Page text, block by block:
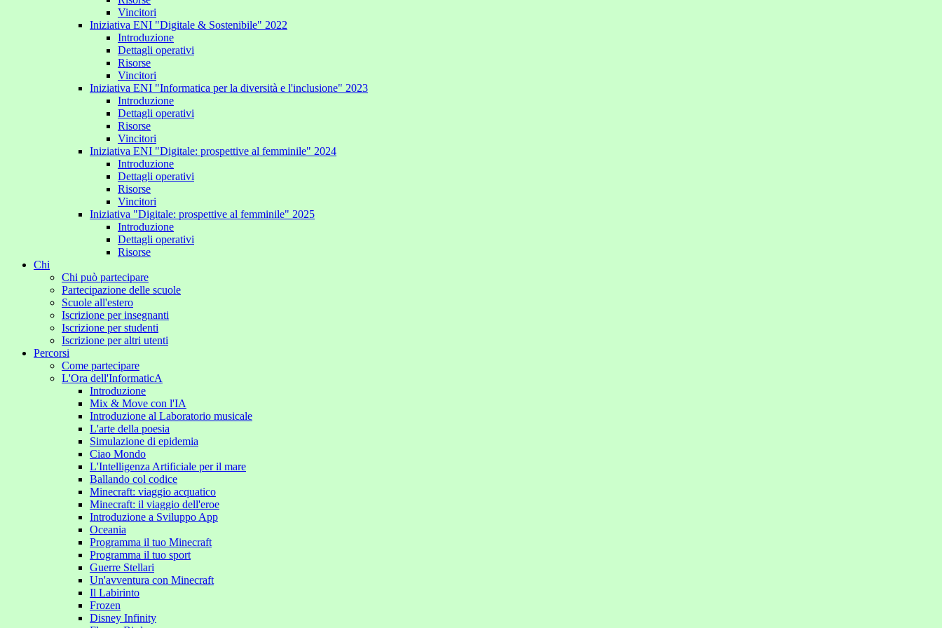
Vincitori
Iniziativa ENI "Digitale & Sostenibile" 2022
Introduzione
Dettagli operativi
Risorse
Vincitori
Iniziativa ENI "Informatica per la diversità e l'inclusione" 2023
Introduzione
Dettagli operativi
Risorse
Vincitori
Iniziativa ENI "Digitale: prospettive al femminile" 2024
Introduzione
Dettagli operativi
Risorse
Vincitori
Iniziativa "Digitale: prospettive al femminile" 2025
Introduzione
Dettagli operativi
Risorse
Chi
Chi può partecipare
Partecipazione delle scuole
Scuole all'estero
Iscrizione per insegnanti
Iscrizione per studenti
Iscrizione per altri utenti
Percorsi
Come partecipare
L'Ora dell'InformaticA
Introduzione
Mix & Move con l'IA
Introduzione al Laboratorio musicale
L'arte della poesia
Simulazione di epidemia
Ciao Mondo
L'Intelligenza Artificiale per il mare
Ballando col codice
Minecraft: viaggio acquatico
Minecraft: il viaggio dell'eroe
Introduzione a Sviluppo App
Oceania
Programma il tuo Minecraft
Programma il tuo sport
Guerre Stellari
Un'avventura con Minecraft
Il Labirinto
Frozen
Disney Infinity